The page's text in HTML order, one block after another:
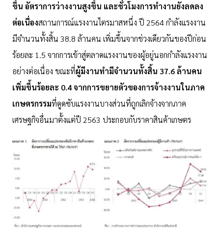
ขึ้น อัตราการว่างงานสูงขึ้น และชั่วโมงการทำงานยังลดลง
ต่อเนื่องสถานการณ์แรงงานไตรมาสหนึ่ง ปี 2564 กำลังแรงงาน
มีจำนวนทั้งสิ้น 38.8 ล้านคน เพิ่มขึ้นจากช่วงเดียวกันของปีก่อน
ร้อยละ 1.5 จากการเข้าสู่ตลาดแรงงานของผู้อยู่นอกกำลังแรงงาน
อย่างต่อเนื่อง ขณะที่ผู้มีงานทำมีจำนวนทั้งสิ้น 37.6 ล้านคน
เพิ่มขึ้นร้อยละ 0.4 จากการขยายตัวของการจ้างงานในภาค
เกษตรกรรมที่ดูดซับแรงงานบางส่วนที่ถูกเลิกจ้างจากภาค
เศรษฐกิจอื่นมาตั้งแต่ปี 2563 ประกอบกับราคาสินค้าเกษตร